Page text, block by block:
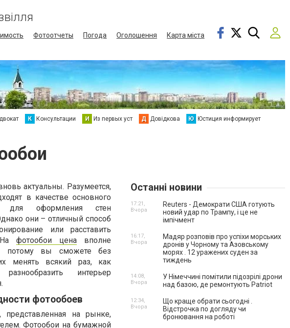
Фотоотчеты Погода Оголошення
Карта міста
К Консультации И Из первых уст Д Довідкова Ю Юстиция информирует
актуальны. Разумеется,
в качестве основного
для оформления стен
они – отличный способ
или расставить
фотообои цена вполне
потому вы сможете без
менять всякий раз, как
разнообразить интерьер
фотообоев
представленная на рынке,
Фотообои на бумажной
Останні новини
Reuters - Демократи США готують
новий удар по Трампу, і це не
імпічмент
17:21,
Вчора
Мадяр розповів про успіхи морських
дронів у Чорному та Азовському
морях . 12 уражених суден за
тиждень
16:17,
Вчора
У Німеччині помітили підозрілі дрони
над базою, де ремонтують Patriot
14:08,
Вчора
Що краще обрати сьогодні .
Відстрочка по догляду чи
бронювання на роботі
12:34,
Вчора